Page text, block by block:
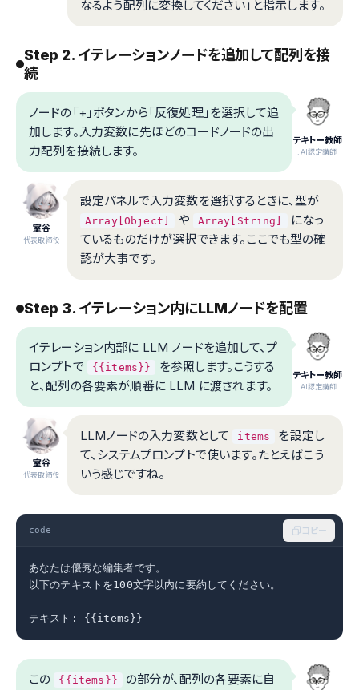
なるよう配列に変換してください」と指示します。
Step 2. イテレーションノードを追加して配列を接
続
テキトー教師
.AI認定講師
ノードの「+」ボタンから「反復処理」を選択して追
加します。入力変数に先ほどのコードノードの出
力配列を接続します。
室谷
代表取締役
設定パネルで入力変数を選択するときに、型が
Array[Object] や Array[String]
になっ
ているものだけが選択できます。ここでも型の確
認が大事です。
Step 3. イテレーション内にLLMノードを配置
テキトー教師
.AI認定講師
イテレーション内部に LLM ノードを追加して、プ
ロンプトで
{{items}}
を参照します。こうする
と、配列の各要素が順番に LLM に渡されます。
室谷
代表取締役
LLMノードの入力変数として items
を設定し
て、システムプロンプトで使います。たとえばこう
いう感じですね。
code コピー
あなたは優秀な編集者です。
以下のテキストを100文字以内に要約してください。
テキスト: {{items}}
この {{items}}
の部分が、配列の各要素に自